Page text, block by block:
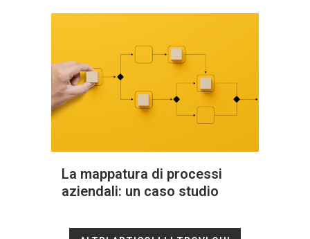
La mappatura di processi
aziendali: un caso studio